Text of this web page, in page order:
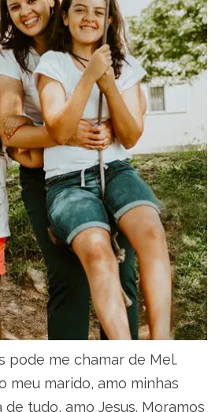
pode me chamar de Mel.
meu marido, amo minhas
de tudo, amo Jesus. Moramos